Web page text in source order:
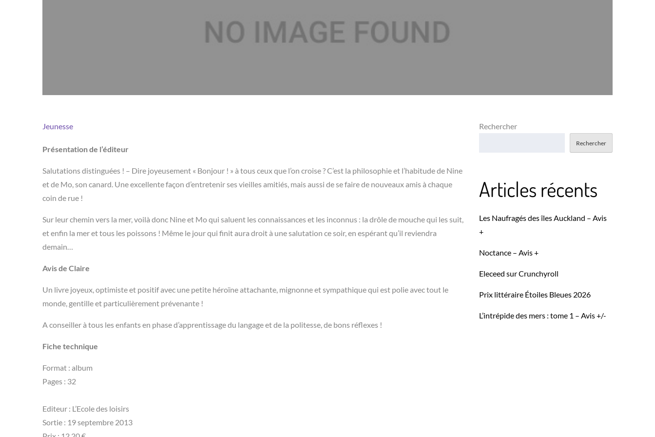
Jeunesse
Présentation de l’éditeur
Salutations distinguées ! – Dire joyeusement « Bonjour ! » à tous ceux que l’on croise ? C’est la philosophie et l’habitude de Nine
et de Mo, son canard. Une excellente façon d’entretenir ses vieilles amitiés, mais aussi de se faire de nouveaux amis à chaque
coin de rue !
Sur leur chemin vers la mer, voilà donc Nine et Mo qui saluent les connaissances et les inconnus : la drôle de mouche qui les suit,
et enfin la mer et tous les poissons ! Même le jour qui finit aura droit à une salutation ce soir, en espérant qu’il reviendra
demain…
Avis de Claire
Un livre joyeux, optimiste et positif avec une petite héroïne attachante, mignonne et sympathique qui est polie avec tout le
monde, gentille et particulièrement prévenante !
A conseiller à tous les enfants en phase d’apprentissage du langage et de la politesse, de bons réflexes !
Fiche technique
Format : album
Pages : 32
Editeur : L’Ecole des loisirs
Sortie : 19 septembre 2013
Rechercher
Rechercher
Articles récents
Les Naufragés des îles Auckland – Avis
+
Noctance – Avis +
Eleceed sur Crunchyroll
Prix littéraire Étoiles Bleues 2026
L’intrépide des mers : tome 1 – Avis +/-